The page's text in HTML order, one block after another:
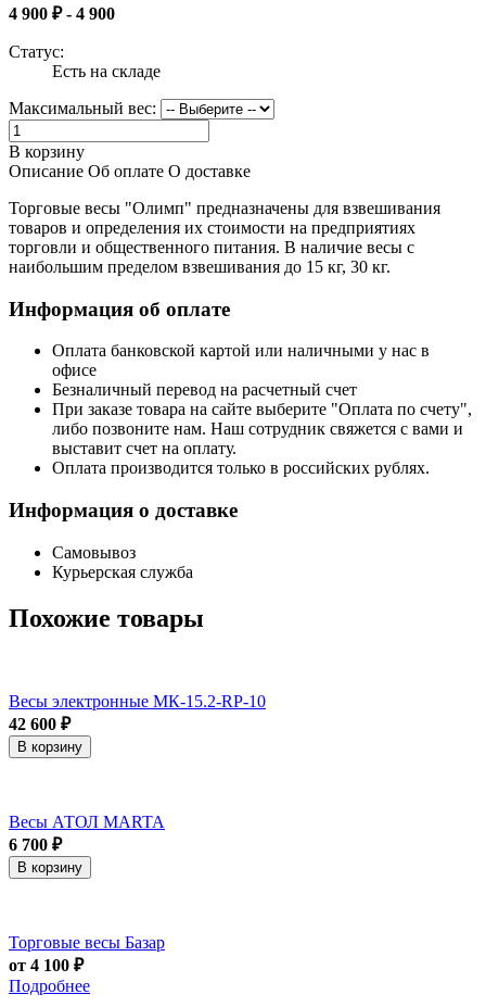
4 900 ₽ - 4 900
Статус:
Есть на складе
Максимальный вес:
В корзину
Описание Об оплате О доставке
Торговые весы "Олимп" предназначены для взвешивания
товаров и определения их стоимости на предприятиях
торговли и общественного питания. В наличие весы с
наибольшим пределом взвешивания до 15 кг, 30 кг.
Информация об оплате
Оплата банковской картой или наличными у нас в
офисе
Безналичный перевод на расчетный счет
При заказе товара на сайте выберите "Оплата по счету",
либо позвоните нам. Наш сотрудник свяжется с вами и
выставит счет на оплату.
Оплата производится только в российских рублях.
Информация о доставке
Самовывоз
Курьерская служба
Похожие товары
Весы электронные МК-15.2-RP-10
42 600 ₽
В корзину
Весы АТОЛ MARTA
6 700 ₽
В корзину
Торговые весы Базар
от 4 100 ₽
Подробнее